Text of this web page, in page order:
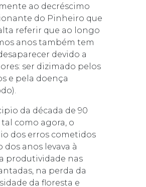
ao decréscimo
do Pinheiro que
referir que ao longo
anos também tem
devido a
ser dizimado pelos
e pela doença
da década de 90
como agora, o
dos erros cometidos
dos anos levava à
produtividade nas
na perda da
da floresta e